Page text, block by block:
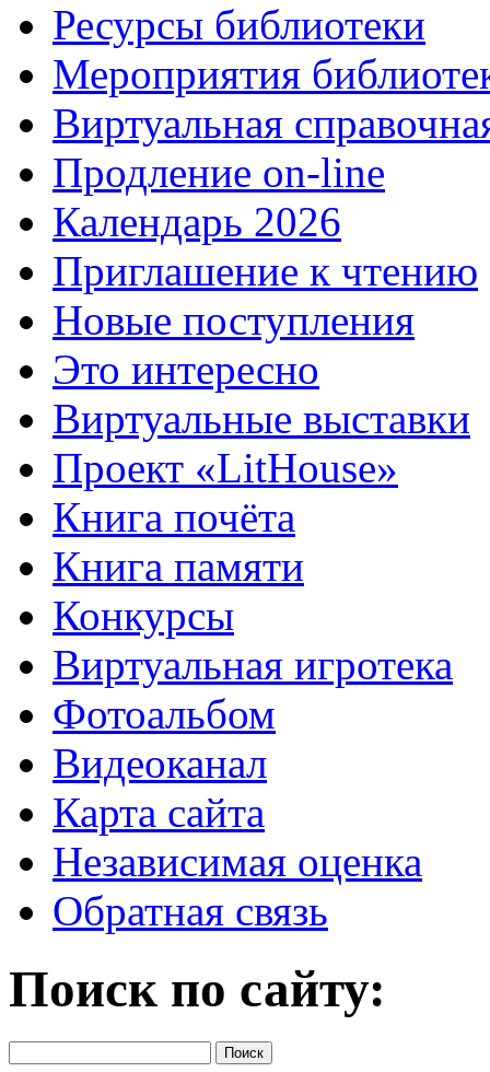
Ресурсы библиотеки
Мероприятия
Виртуальная
Продление on-line
Календарь 2026
Приглашение к чтению
Новые поступления
Это интересно
Виртуальные выставки
Проект «LitHouse»
Книга почёта
Книга памяти
Конкурсы
Виртуальная игротека
Фотоальбом
Видеоканал
Карта сайта
Независимая оценка
Обратная связь
Поиск по сайту: